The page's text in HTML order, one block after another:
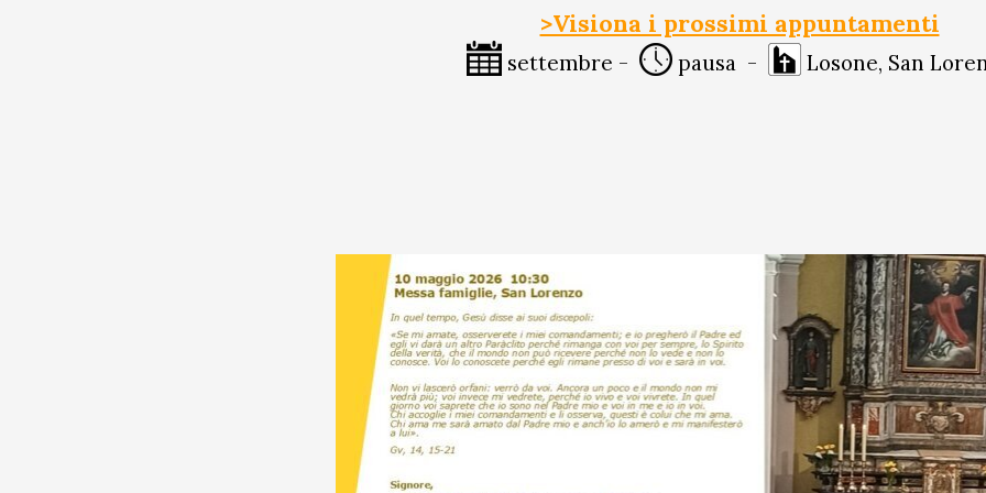
>Visiona i prossimi appuntamenti
settembre - pausa - Losone, San